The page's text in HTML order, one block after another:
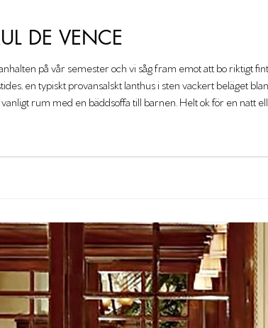
DE VENCE
på vår semester och vi såg fram emot att bo riktigt fint
en typiskt provansalskt lanthus i sten vackert beläget
rum med en bäddsoffa till barnen. Helt ok för en natt